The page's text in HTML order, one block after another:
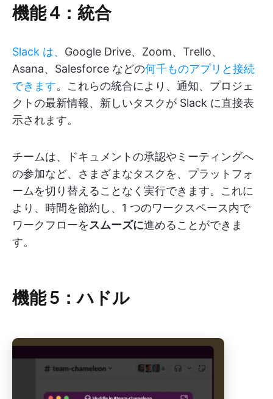
機能 4：統合
Slack は、 Google Drive、Zoom、Trello、
Asana、Salesforce などの何千ものアプリと接続
できます。これらの統合により、通知、プロジェ
クトの最新情報、新しいタスクが Slack に直接表
示されます。
チームは、ドキュメントの承認やミーティングへ
の参加など、さまざまなタスクを、プラットフォ
ームを切り替えることなく実行できます。これに
より、時間を節約し、1 つのワークスペース内で
ワークフローをスムーズに進めることができま
す。
機能 5：ハドル